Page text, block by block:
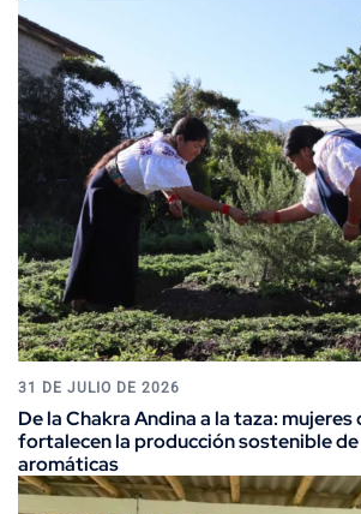
31 DE JULIO DE 2026
De la Chakra Andina a la taza:
fortalecen la producción sostenible
aromáticas